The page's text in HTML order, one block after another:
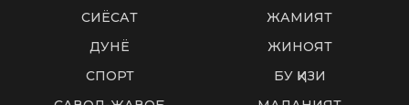
СИËСАТ
ЖАМИЯТ
ДУНË
ЖИНОЯТ
СПОРТ
БУ ҚИЗИҚ